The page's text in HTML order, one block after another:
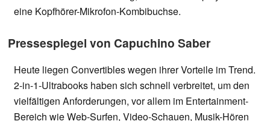
eine Kopfhörer-Mikrofon-Kombibuchse.
Pressespiegel von Capuchino Saber
Heute liegen Convertibles wegen ihrer Vorteile im Trend.
2-in-1-Ultrabooks haben sich schnell verbreitet, um den
vielfältigen Anforderungen, vor allem im Entertainment-
Bereich wie Web-Surfen, Video-Schauen, Musik-Hören